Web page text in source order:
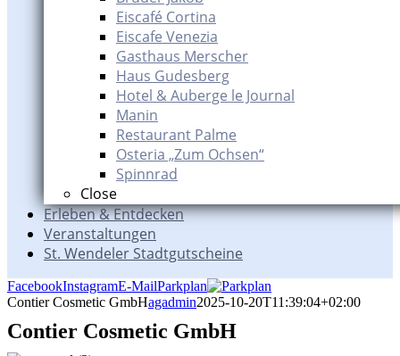
Eiscafé Cortina
Eiscafe Venezia
Gasthaus Merscher
Haus Gudesberg
Hotel & Auberge le Journal
Manin
Restaurant Palme
Osteria „Zum Ochsen“
Spinnrad
Close
Erleben & Entdecken
Veranstaltungen
St. Wendeler Stadtgutscheine
FacebookInstagramE-MailParkplan
Contier Cosmetic GmbHagadmin2025-10-20T11:39:04+02:00
Contier Cosmetic GmbH